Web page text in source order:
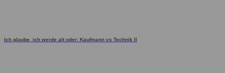
Ich glaube, ich werde alt oder: Kaufmann vs Technik II